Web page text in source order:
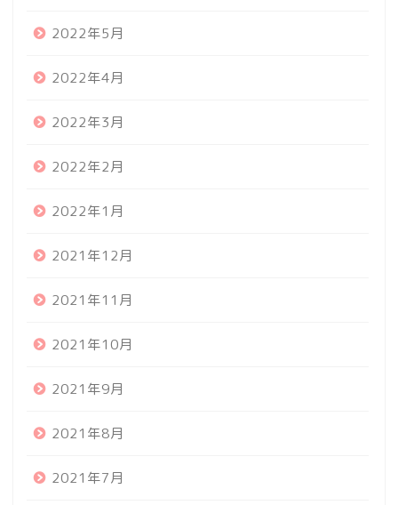
2022年5月
2022年4月
2022年3月
2022年2月
2022年1月
2021年12月
2021年11月
2021年10月
2021年9月
2021年8月
2021年7月